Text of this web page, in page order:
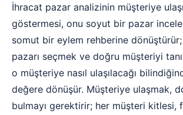
İhracat pazar analizinin müşteriye
göstermesi, onu soyut bir pazar
somut bir eylem rehberine
pazarı seçmek ve doğru müşteriyi
o müşteriye nasıl ulaşılacağı
değere dönüşür. Müşteriye ulaşmak,
bulmayı gerektirir; her müşteri kitlesi,